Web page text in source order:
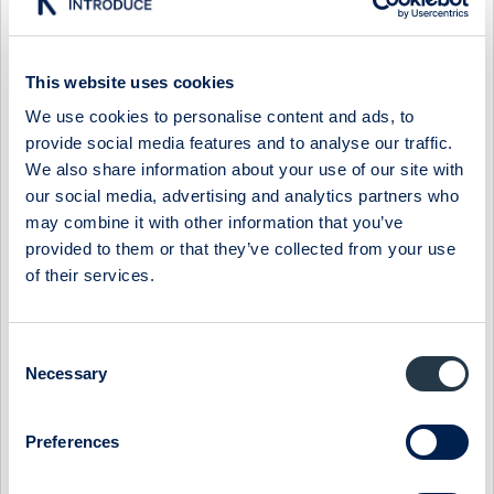
This website uses cookies
We use cookies to personalise content and ads, to
provide social media features and to analyse our traffic.
We also share information about your use of our site with
our social media, advertising and analytics partners who
may combine it with other information that you’ve
provided to them or that they’ve collected from your use
of their services.
Selection
Necessary
Preferences
OBV
Tell a friend
Here you can tip someone by sending a link to this page:
Send link
Share
eWork (TA) – Finner stöd vid MA200 efter HS-
07:00 / 26 July 2017